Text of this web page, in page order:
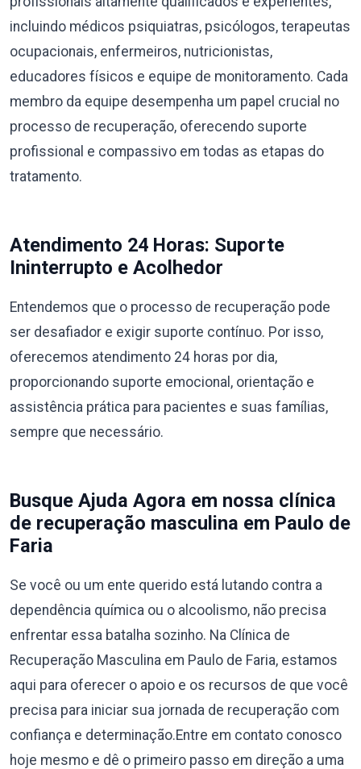
incluindo médicos psiquiatras, psicólogos, terapeutas
ocupacionais, enfermeiros, nutricionistas,
educadores físicos e equipe de monitoramento. Cada
membro da equipe desempenha um papel crucial no
processo de recuperação, oferecendo suporte
profissional e compassivo em todas as etapas do
tratamento.
Atendimento 24 Horas: Suporte
Ininterrupto e Acolhedor
Entendemos que o processo de recuperação pode
ser desafiador e exigir suporte contínuo. Por isso,
oferecemos atendimento 24 horas por dia,
proporcionando suporte emocional, orientação e
assistência prática para pacientes e suas famílias,
sempre que necessário.
Busque Ajuda Agora em nossa clínica
de recuperação masculina em Paulo de
Faria
Se você ou um ente querido está lutando contra a
dependência química ou o alcoolismo, não precisa
enfrentar essa batalha sozinho. Na Clínica de
Recuperação Masculina em Paulo de Faria, estamos
aqui para oferecer o apoio e os recursos de que você
precisa para iniciar sua jornada de recuperação com
confiança e determinação.Entre em contato conosco
hoje mesmo e dê o primeiro passo em direção a uma